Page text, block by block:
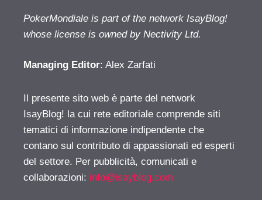
PokerMondiale is part of the network IsayBlog!
whose license is owned by Nectivity Ltd.
Managing Editor: Alex Zarfati
Il presente sito web è parte del network
IsayBlog! la cui rete editoriale comprende siti
tematici di informazione indipendente che
contano sul contributo di appassionati ed esperti
del settore. Per pubblicità, comunicati e
collaborazioni: info@isayblog.com